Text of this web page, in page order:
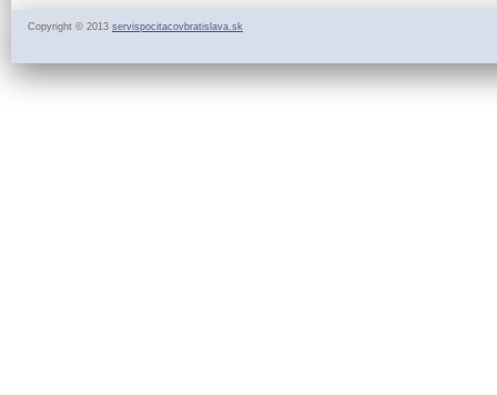
Copyright © 2013 servispocitacovbratislava.sk